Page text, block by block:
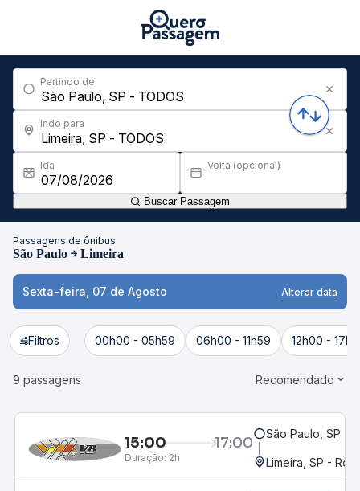
Partindo de
Indo para
Ida Volta (opcional)
Buscar Passagem
Passagens de ônibus
São Paulo Limeira
Sexta-feira, 07 de Agosto Alterar data
Filtros 00h00 - 05h59 06h00 - 11h59 12h00 -
9 passagens Recomendado
15:00 17:00
Duração: 2h
São Paulo, SP -
Limeira, SP -